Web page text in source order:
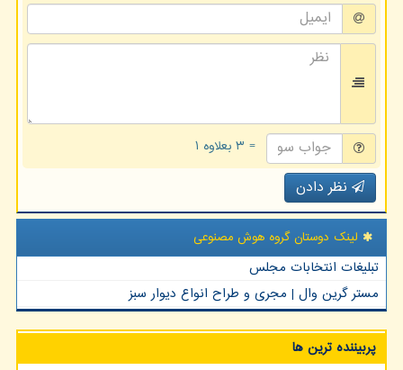
= ۳ بعلاوه ۱
نظر دادن
لینک دوستان گروه هوش مصنوعی
تبلیغات انتخابات مجلس
مستر گرین وال | مجری و طراح انواع دیوار سبز
پربیننده ترین ها